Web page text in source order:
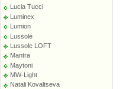
Lucia Tucci
Luminex
Lumion
Lussole
Lussole LOFT
Mantra
Maytoni
MW-Light
Natali Kovaltseva